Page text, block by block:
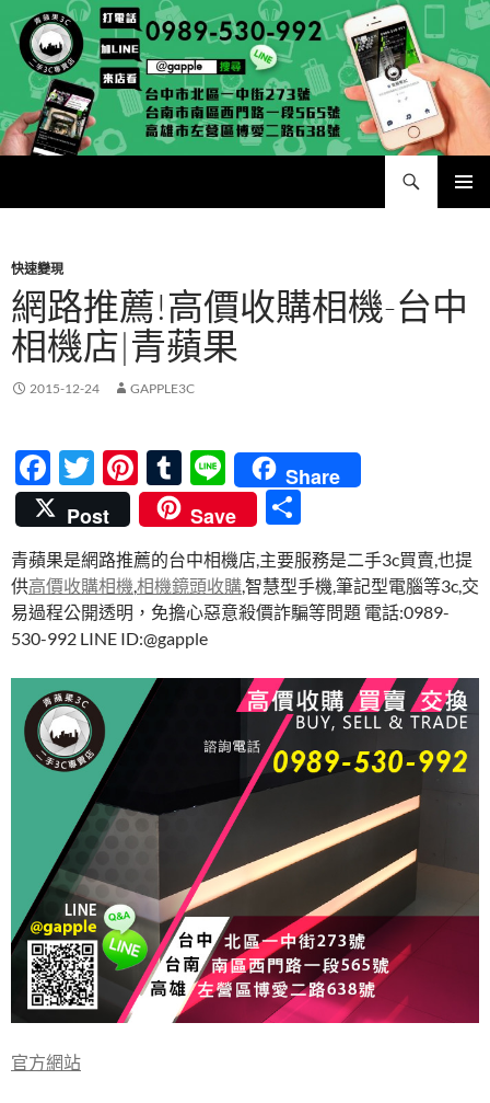
至
內
容
快速變現
網路推薦!高價收購相機-台中
相機店|青蘋果
2015-12-24 GAPPLE3C
F
ac
e
b
o
o
k
T
w
itt
er
Pi
nt
er
es
t
T
u
m
bl
r
Li
n
e
Share
Post
Save
享
青蘋果是網路推薦的台中相機店,主要服務是二手3c買賣,也提
供高價收購相機,相機鏡頭收購,智慧型手機,筆記型電腦等3c,交
易過程公開透明，免擔心惡意殺價詐騙等問題 電話:0989-
530-992 LINE ID:@gapple
官方網站